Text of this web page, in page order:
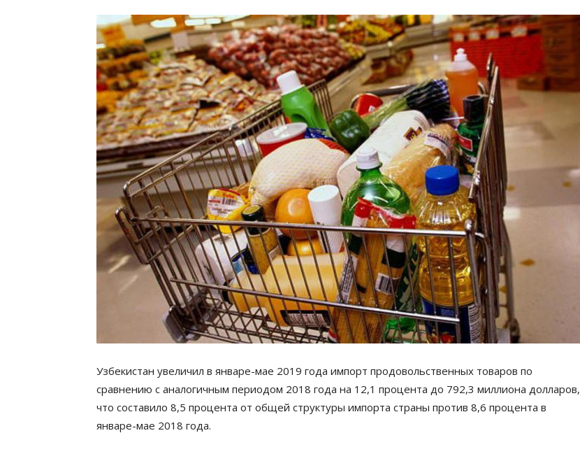
Узбекистан увеличил в январе-мае 2019 года импорт продовольственных товаров по
сравнению с аналогичным периодом 2018 года на 12,1 процента до 792,3 миллиона долларов,
что составило 8,5 процента от общей структуры импорта страны против 8,6 процента в
январе-мае 2018 года.